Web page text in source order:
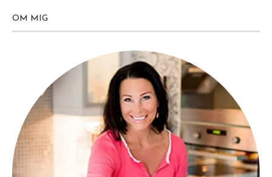
OM MIG